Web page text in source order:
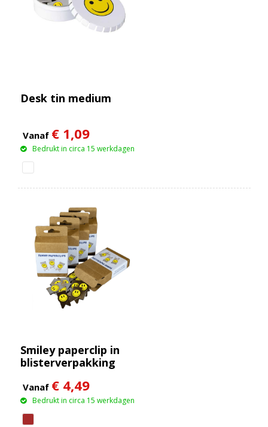
Desk tin medium
Vanaf € 1,09
Bedrukt in circa 15 werkdagen
Smiley paperclip in
blisterverpakking
Vanaf € 4,49
Bedrukt in circa 15 werkdagen